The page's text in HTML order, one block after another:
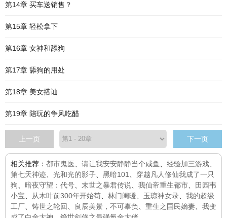
第14章 买车送销售？
第15章 轻松拿下
第16章 女神和舔狗
第17章 舔狗的用处
第18章 美女搭讪
第19章 陪玩的争风吃醋
上一页 下一页
相关推荐： 都市鬼医 请让我安安静静当个咸鱼 经验加三游戏
第七天神迹
光和光的影子 黑暗101
穿越凡人修仙我成了一只
狗
暗夜守望：代号 末世之暴君传说 我仙帝重生都市
田园韦
小宝
从木叶前300年开始苟 林门闺暖 玉琼神女录
我的超级
工厂
铸世之轮回 良辰美景，不可辜负 重生之国民嫡妻
我变